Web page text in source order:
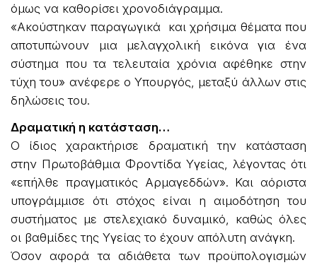
όμως να καθορίσει χρονοδιάγραμμα.
«Ακούστηκαν παραγωγικά και χρήσιμα θέματα που
αποτυπώνουν μια μελαγχολική εικόνα για ένα
σύστημα που τα τελευταία χρόνια αφέθηκε στην
τύχη του» ανέφερε ο Υπουργός, μεταξύ άλλων στις
δηλώσεις του.
Δραματική η κατάσταση…
Ο ίδιος χαρακτήρισε δραματική την κατάσταση
στην Πρωτοβάθμια Φροντίδα Υγείας, λέγοντας ότι
«επήλθε πραγματικός Αρμαγεδδών». Και αόριστα
υπογράμμισε ότι στόχος είναι η αιμοδότηση του
συστήματος με στελεχιακό δυναμικό, καθώς όλες
οι βαθμίδες της Υγείας το έχουν απόλυτη ανάγκη.
Όσον αφορά τα αδιάθετα των προϋπολογισμών